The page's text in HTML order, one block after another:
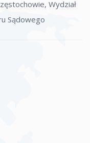
Wydział
Sądowego